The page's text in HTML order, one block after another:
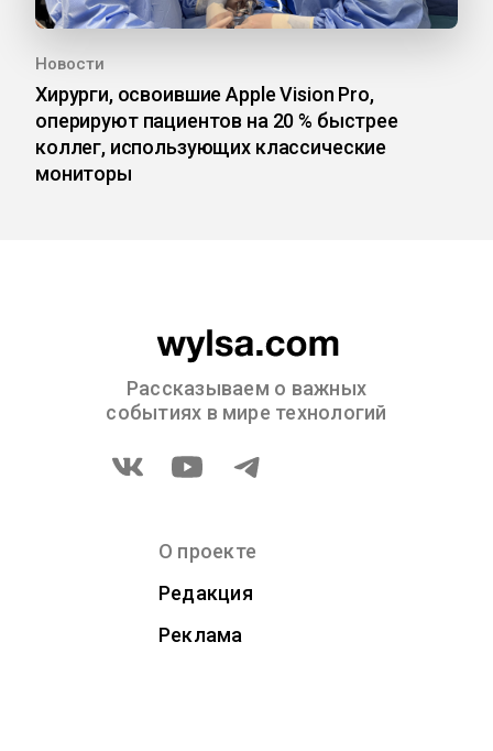
Новости
Хирурги, освоившие Apple Vision Pro,
оперируют пациентов на 20 % быстрее
коллег, использующих классические
мониторы
Рассказываем о важных
событиях в мире технологий
О проекте
Редакция
Реклама